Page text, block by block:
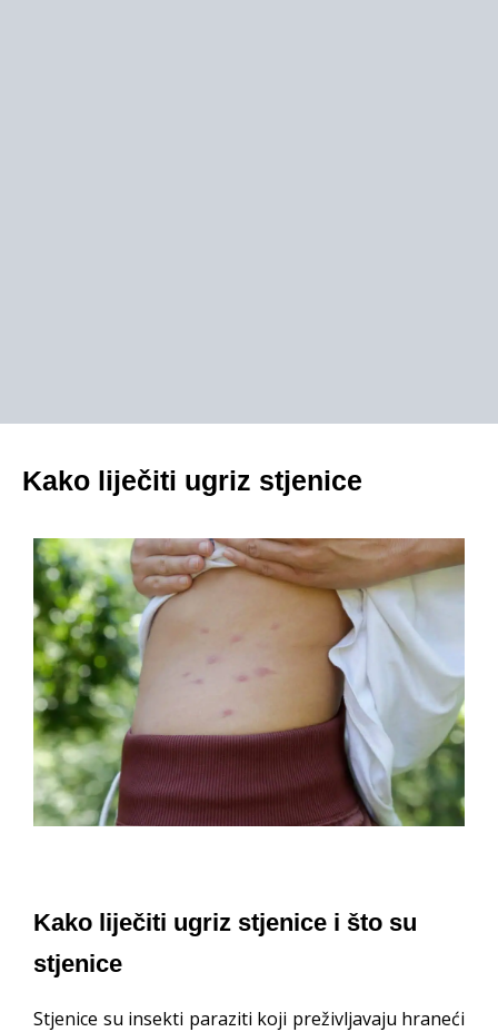
Kako liječiti ugriz stjenice
Kako liječiti ugriz stjenice i što su
stjenice
Stjenice su insekti paraziti koji preživljavaju hraneći